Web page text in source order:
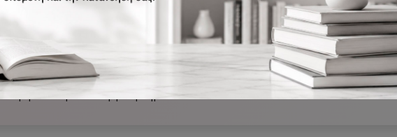
χημεία εντάξεως όσο και για εκείνους της Βιολογίας και της Ιατρικής. Το βιβλίο
βιβλιογραφία, παρέχοντας πρόσβαση σε σημαντικά άρθρα
είναι επικαλυπτόμενο, έχει ληφθεί πρόνοια να συμπεριληφθούν επαρκείς
θέματος τόσο από χημικής όσο και από βιολογικής πλευράς. Το βιβλίο
στην Ανόργανη Χημεία, ή ως συμπληρωματική πηγή σε όσους μελετούν
φοιτητές στη Βιολογία και στη Βιοχημεία. Ερευνητές της Ιατρικής και
στη Βιο-ανόργανη Χημεία.